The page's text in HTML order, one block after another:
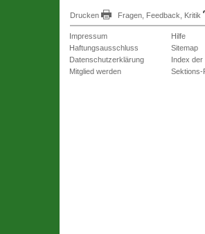
Drucken Fragen, Feedback, Kritik
Impressum
Haftungsausschluss
Datenschutzerklärung
Mitglied werden
Hilfe
Sitemap
Index der
Sektions-